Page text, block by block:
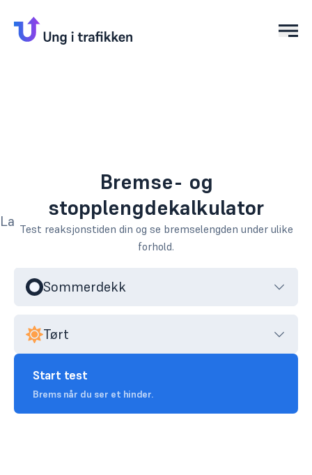
Bremse- og
stopplengdekalkulator
Test reaksjonstiden din og se bremselengden under ulike
forhold.
Laster animasjon...
km/t 100
Kjøretøy
Dekk
Sommerdekk
Føreforhold
Tørt
Start test
Brems når du ser et hinder.